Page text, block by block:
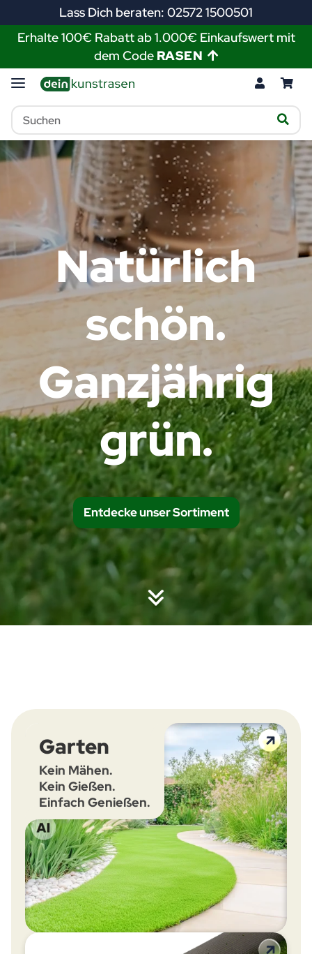
Lass Dich beraten: 02572 1500501
Erhalte 100€ Rabatt ab 1.000€ Einkaufswert mit
dem Code RASEN
Natürlich
schön.
Ganzjährig
grün.
Entdecke unser Sortiment
Garten
Kein Mähen.
Kein Gießen.
Einfach Genießen.